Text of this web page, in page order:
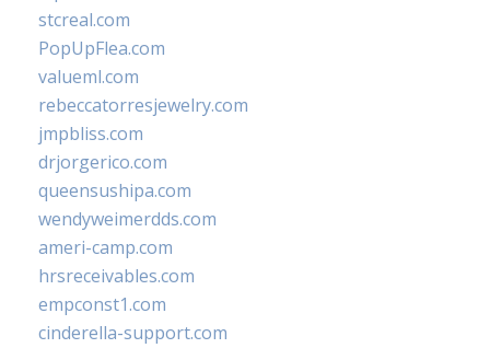
stcreal.com
PopUpFlea.com
valueml.com
rebeccatorresjewelry.com
jmpbliss.com
drjorgerico.com
queensushipa.com
wendyweimerdds.com
ameri-camp.com
hrsreceivables.com
empconst1.com
cinderella-support.com